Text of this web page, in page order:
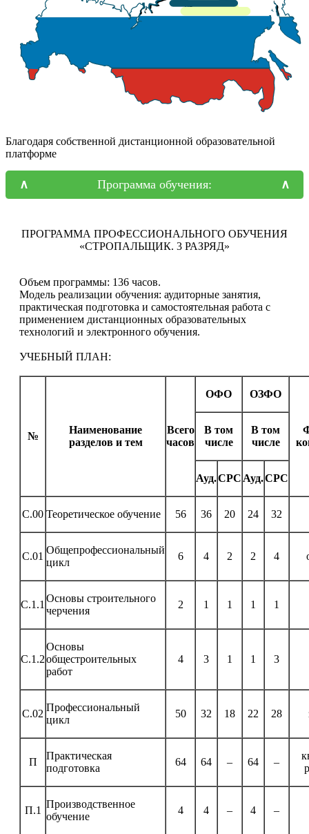
Благодаря собственной дистанционной образовательной
платформе
Программа обучения:
ПРОГРАММА ПРОФЕССИОНАЛЬНОГО ОБУЧЕНИЯ
«СТРОПАЛЬЩИК. 3 РАЗРЯД»
Объем программы: 136 часов.
Модель реализации обучения: аудиторные занятия,
практическая подготовка и самостоятельная работа с
применением дистанционных образовательных
технологий и электронного обучения.
УЧЕБНЫЙ ПЛАН:
№
Наименование
разделов и тем
Всего
часов
ОФО ОЗФО
В том
числе
В том
числе
Ауд.СРС Ауд.СРС
С.00 Теоретическое обучение 56 36 20 24 32
С.01
Общепрофессиональный
цикл
6 4 2 2 4
С.1.1
Основы строительного
черчения
2 1 1 1 1
С.1.2
Основы
общестроительных
работ
4 3 1 1 3
С.02
Профессиональный
цикл
50 32 18 22 28
П
Практическая
подготовка
64 64 – 64 –
П.1
Производственное
обучение
4 4 – 4 –